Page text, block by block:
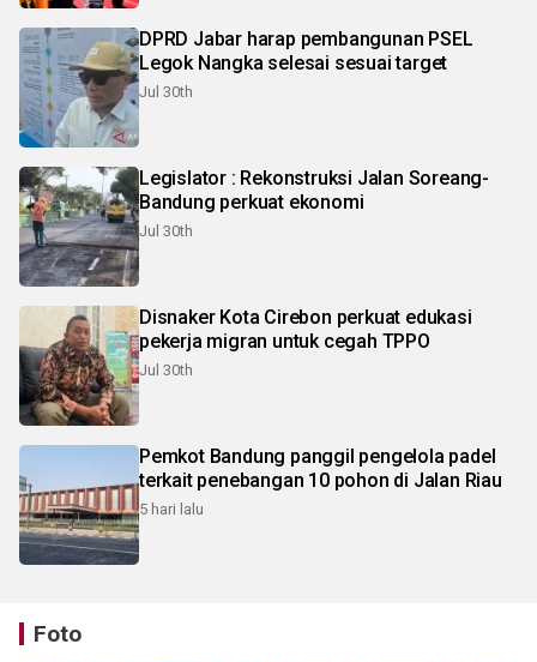
DPRD Jabar harap pembangunan PSEL
Legok Nangka selesai sesuai target
Jul 30th
Legislator : Rekonstruksi Jalan Soreang-
Bandung perkuat ekonomi
Jul 30th
Disnaker Kota Cirebon perkuat edukasi
pekerja migran untuk cegah TPPO
Jul 30th
Pemkot Bandung panggil pengelola padel
terkait penebangan 10 pohon di Jalan Riau
5 hari lalu
Foto